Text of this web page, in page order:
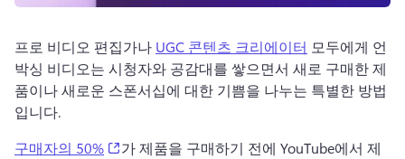
프로 비디오 편집가나 UGC 콘텐츠 크리에이터 모두에게 언
박싱 비디오는 시청자와 공감대를 쌓으면서 새로 구매한 제
품이나 새로운 스폰서십에 대한 기쁨을 나누는 특별한 방법
입니다.
구매자의 50%
(opens in a new tab)
가 제품을 구매하기 전에 YouTube에서 제